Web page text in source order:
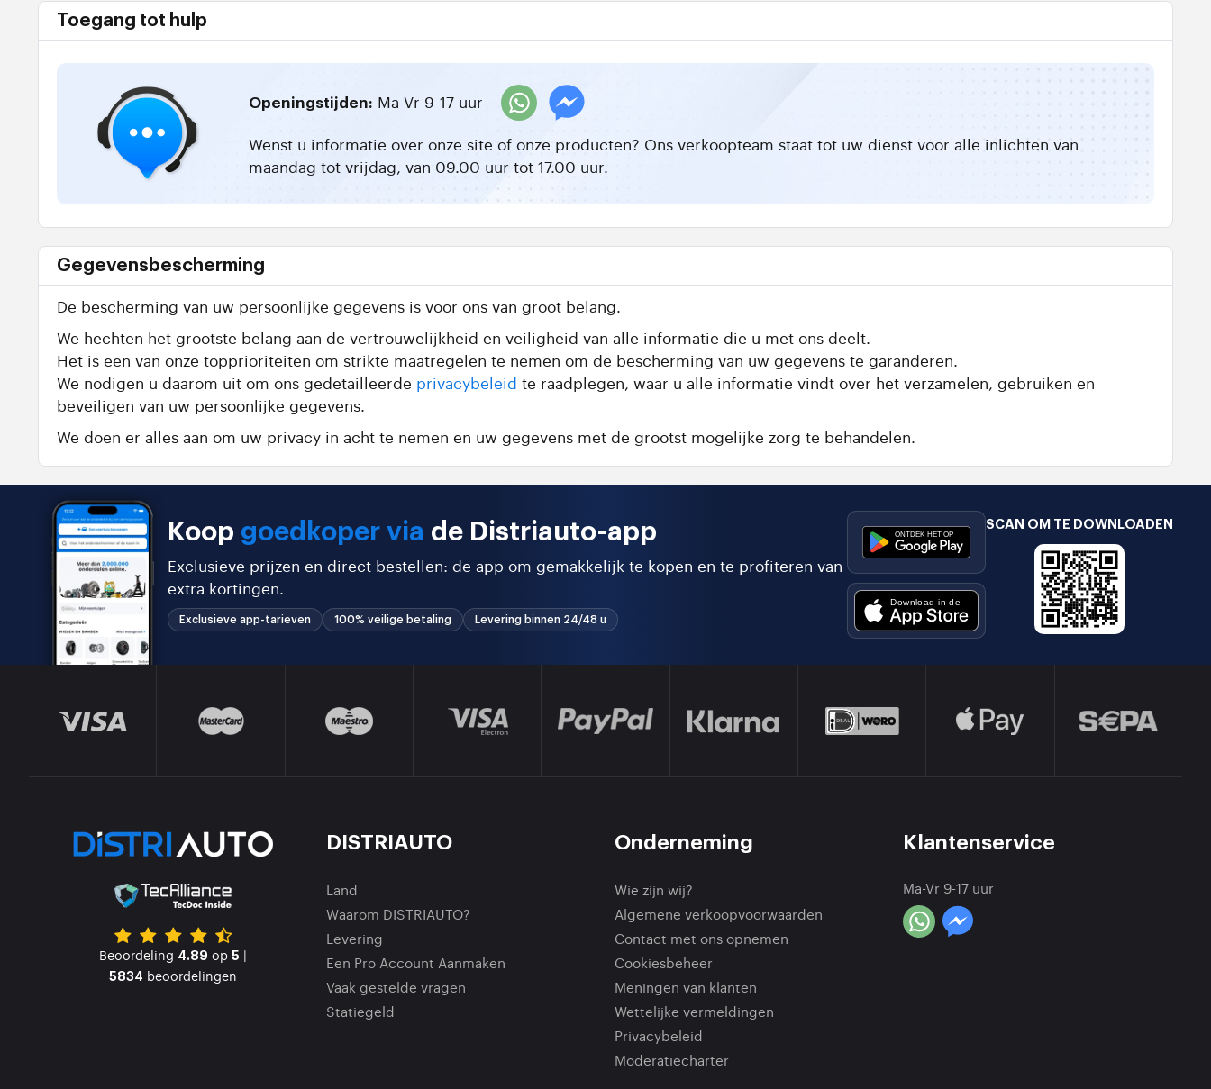
Toegang tot hulp
Openingstijden: Ma-Vr 9-17 uur
Wenst u informatie over onze site of onze producten? Ons verkoopteam staat tot uw dienst voor alle inlichten van
maandag tot vrijdag, van 09.00 uur tot 17.00 uur.
Gegevensbescherming
De bescherming van uw persoonlijke gegevens is voor ons van groot belang.
We hechten het grootste belang aan de vertrouwelijkheid en veiligheid van alle informatie die u met ons deelt.
Het is een van onze topprioriteiten om strikte maatregelen te nemen om de bescherming van uw gegevens te garanderen.
We nodigen u daarom uit om ons gedetailleerde privacybeleid te raadplegen, waar u alle informatie vindt over het verzamelen, gebruiken en
beveiligen van uw persoonlijke gegevens.
We doen er alles aan om uw privacy in acht te nemen en uw gegevens met de grootst mogelijke zorg te behandelen.
Koop goedkoper via de Distriauto-app
Exclusieve prijzen en direct bestellen: de app om gemakkelijk te kopen en te profiteren van
extra kortingen.
Exclusieve app-tarieven 100% veilige betaling Levering binnen 24/48 u
SCAN OM TE DOWNLOADEN
Beoordeling 4.89 op 5 |
5834 beoordelingen
DISTRIAUTO
Land
Waarom DISTRIAUTO?
Levering
Een Pro Account Aanmaken
Vaak gestelde vragen
Statiegeld
Onderneming
Wie zijn wij?
Algemene verkoopvoorwaarden
Contact met ons opnemen
Cookiesbeheer
Meningen van klanten
Wettelijke vermeldingen
Privacybeleid
Moderatiecharter
Klantenservice
Ma-Vr 9-17 uur